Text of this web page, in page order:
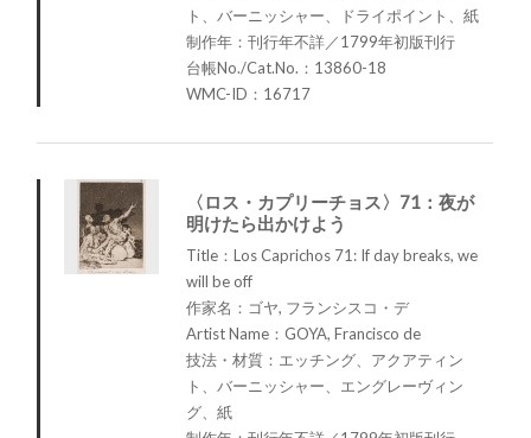
ト、バーニッシャー、ドライポイント、紙
制作年：刊行年不詳／1799年初版刊行
台帳No./Cat.No.：13860-18
WMC-ID：16717
〈ロス・カプリーチョス〉71：夜が
明けたら出かけよう
Title：Los Caprichos 71: If day breaks, we
will be off
作家名：ゴヤ, フランシスコ・デ
Artist Name：GOYA, Francisco de
技法・材質：エッチング、アクアティン
ト、バーニッシャー、エングレーヴィン
グ、紙